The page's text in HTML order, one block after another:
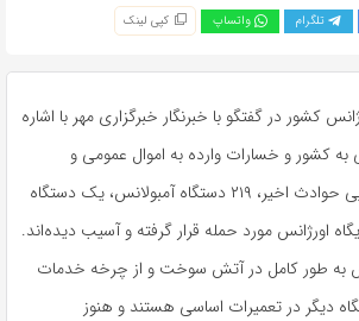
تلگرام واتساپ کپی لینک
کشور در گفتگو با خبرنگار خبرگزاری مهر با اشاره
به کشور و خسارات وارده به اموال عمومی و
خصوصی اظهار کرد: در پی حوادث اخیر، ۲۱۹ دستگاه آمبولانس، یک دستگاه
آمبولانس و ۱۰ پایگاه اورژانس مورد حمله قرار گرفته و آسیب دیده‌اند.
به طور کامل در آتش سوخت و از چرخه خدمات
حدود ۲۰ دستگاه دیگر در تعمیرات اساسی هستند و هنوز